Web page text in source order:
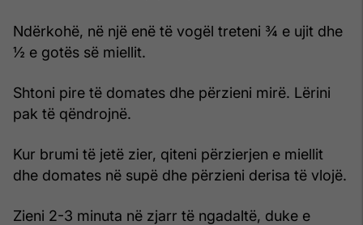
Ndërkohë, në një enë të vogël treteni ¾ e ujit dhe
½ e gotës së miellit.
Shtoni pire të domates dhe përzieni mirë. Lërini
pak të qëndrojnë.
Kur brumi të jetë zier, qiteni përzierjen e miellit
dhe domates në supë dhe përzieni derisa të vlojë.
Zieni 2-3 minuta në zjarr të ngadaltë, duke e